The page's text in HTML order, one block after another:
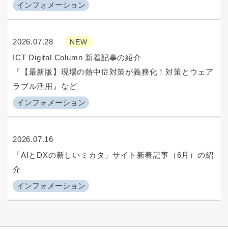
インフォメーション
2026.07.28 NEW
インフォメーション
ICT Digital Column 新着記事の紹介
『【最新版】現場の熱中症対策が義務化！対策とウェア
ラブル活用』など
2026.07.16
インフォメーション
「AIとDXの新しいミカタ」サイト新着記事（6月）の紹
介